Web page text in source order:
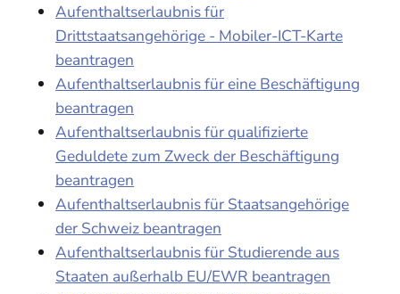
Aufenthaltserlaubnis für
Drittstaatsangehörige - Mobiler-ICT-Karte
beantragen
Aufenthaltserlaubnis für eine Beschäftigung
beantragen
Aufenthaltserlaubnis für qualifizierte
Geduldete zum Zweck der Beschäftigung
beantragen
Aufenthaltserlaubnis für Staatsangehörige
der Schweiz beantragen
Aufenthaltserlaubnis für Studierende aus
Staaten außerhalb EU/EWR beantragen